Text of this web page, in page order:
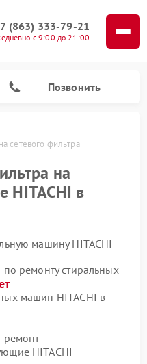
(863) 333-79-21
с 9:00 до 21:00
Позвонить
сетевого фильтра
на
HITACHI в
машину HITACHI
ремонту стиральных
машин HITACHI в
ремонт
HITACHI